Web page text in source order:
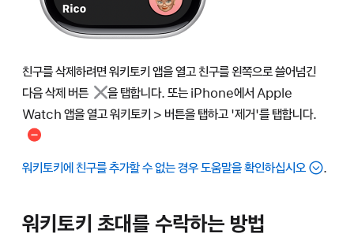
친구를 삭제하려면 워키토키 앱을 열고 친구를 왼쪽으로 쓸어넘긴
다음삭제 버튼
을 탭합니다. 또는 iPhone에서 Apple
Watch 앱을 열고 워키토키 > 버튼을 탭하고 '제거'를 탭합니다.
워키토키에 친구를 추가할 수 없는 경우 도움말을 확인하십시오 .
워키토키 초대를 수락하는 방법